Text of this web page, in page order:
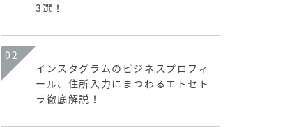
3選！
02
インスタグラムのビジネスプロフィ
ール、住所入力にまつわるエトセト
ラ徹底解説！